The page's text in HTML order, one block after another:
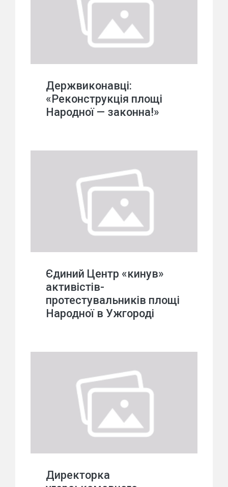
Держвиконавці:
«Реконструкція площі
Народної — законна!»
Єдиний Центр «кинув»
активістів-
протестувальників площі
Народної в Ужгороді
Директорка